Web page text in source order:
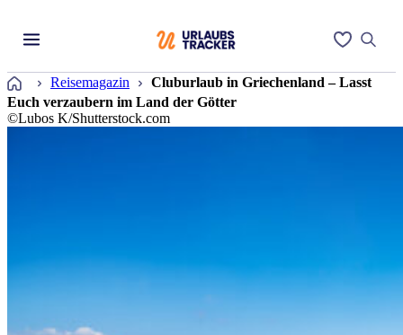
Startseite
Reisemagazin
Cluburlaub in Griechenland – Lasst
Euch verzaubern im Land der Götter
©Lubos K/Shutterstock.com